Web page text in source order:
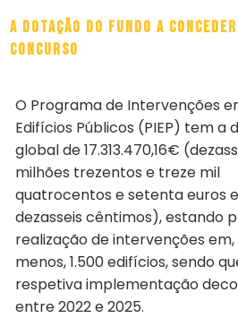
A dotação do fundo a
concurso
O Programa de Intervenções
Edifícios Públicos (PIEP) tem a
global de 17.313.470,16€
milhões trezentos e treze mil
quatrocentos e setenta euros e
dezasseis cêntimos), estando
realização de intervenções
menos, 1.500 edifícios, sendo
respetiva implementação
entre 2022 e 2025.